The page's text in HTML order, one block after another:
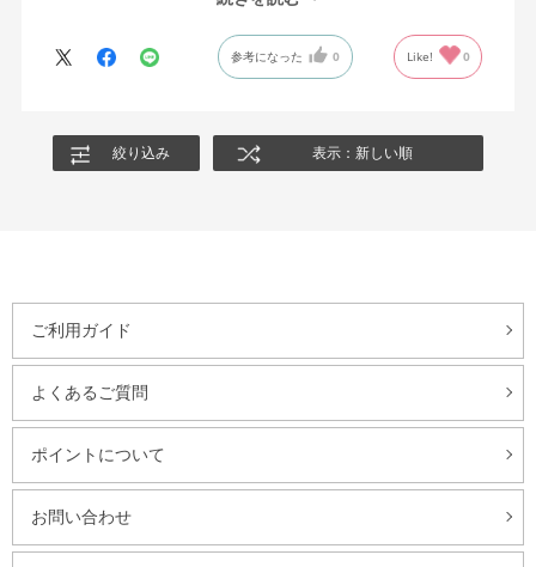
そろそろ新月です。星を撮りに行こうと思います。
このレンズのおかげで、月を学び、星空を学びました。人生が少
参考になった 0 Like! 0
絞り込み 表示：新しい順
ご利用ガイド
よくあるご質問
ポイントについて
お問い合わせ